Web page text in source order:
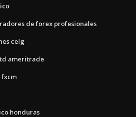
de forex profesionales
celg
ameritrade
fxcm
honduras